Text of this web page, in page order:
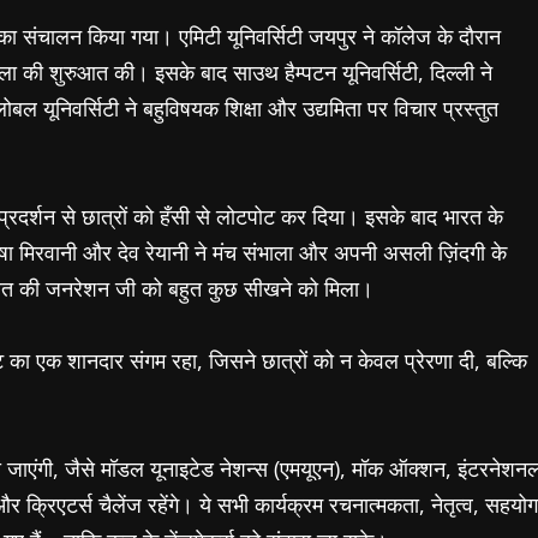
संचालन किया गया। एमिटी यूनिवर्सिटी जयपुर ने कॉलेज के दौरान
शुरुआत की। इसके बाद साउथ हैम्पटन यूनिवर्सिटी, दिल्ली ने
यूनिवर्सिटी ने बहुविषयक शिक्षा और उद्यमिता पर विचार प्रस्तुत
से छात्रों को हँसी से लोटपोट कर दिया। इसके बाद भारत के
मिरवानी और देव रेयानी ने मंच संभाला और अपनी असली ज़िंदगी के
की जनरेशन जी को बहुत कुछ सीखने को मिला।
एक शानदार संगम रहा, जिसने छात्रों को न केवल प्रेरणा दी, बल्कि
जाएंगी, जैसे मॉडल यूनाइटेड नेशन्स (एमयूएन), मॉक ऑक्शन,
क्रिएटर्स चैलेंज रहेंगे। ये सभी कार्यक्रम रचनात्मकता, नेतृत्व, सहयोग